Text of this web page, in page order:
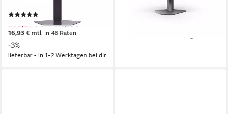
583,21 € UVP599,00 €
16,93 € mtl. in 48 Raten
-3%
lieferbar - in 1-2 Werktagen bei dir
UVP
mtl. in 36 Raten